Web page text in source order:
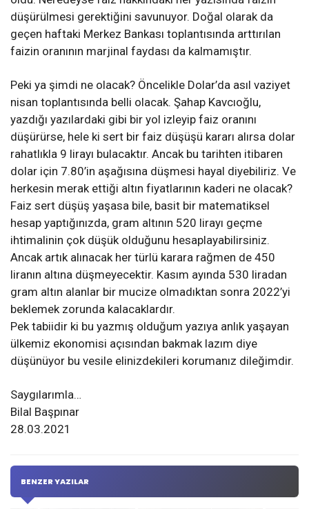
düşürülmesi gerektiğini savunuyor. Doğal olarak da
geçen haftaki Merkez Bankası toplantısında arttırılan
faizin oranının marjinal faydası da kalmamıştır.
Peki ya şimdi ne olacak? Öncelikle Dolar’da asıl vaziyet
nisan toplantısında belli olacak. Şahap Kavcıoğlu,
yazdığı yazılardaki gibi bir yol izleyip faiz oranını
düşürürse, hele ki sert bir faiz düşüşü kararı alırsa dolar
rahatlıkla 9 lirayı bulacaktır. Ancak bu tarihten itibaren
dolar için 7.80’in aşağısına düşmesi hayal diyebiliriz. Ve
herkesin merak ettiği altın fiyatlarının kaderi ne olacak?
Faiz sert düşüş yaşasa bile, basit bir matematiksel
hesap yaptığınızda, gram altının 520 lirayı geçme
ihtimalinin çok düşük olduğunu hesaplayabilirsiniz.
Ancak artık alınacak her türlü karara rağmen de 450
liranın altına düşmeyecektir. Kasım ayında 530 liradan
gram altın alanlar bir mucize olmadıktan sonra 2022’yi
beklemek zorunda kalacaklardır.
Pek tabiidir ki bu yazmış olduğum yazıya anlık yaşayan
ülkemiz ekonomisi açısından bakmak lazım diye
düşünüyor bu vesile elinizdekileri korumanız dileğimdir.
Saygılarımla…
Bilal Başpınar
28.03.2021
BENZER YAZILAR